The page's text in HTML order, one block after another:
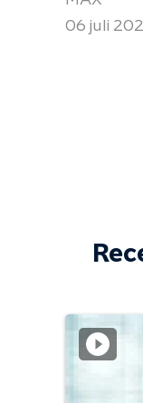
06 juli